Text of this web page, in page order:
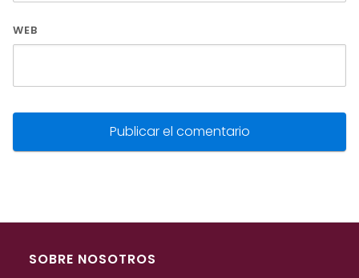
WEB
SOBRE NOSOTROS